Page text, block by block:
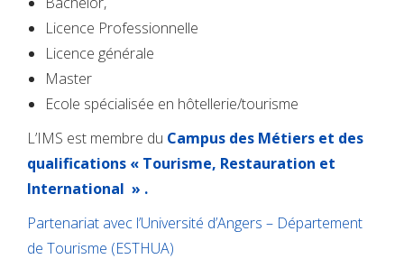
Licence Professionnelle
Licence générale
Master
Ecole spécialisée en hôtellerie/tourisme
L’IMS est membre du Campus des Métiers et des
qualifications « Tourisme, Restauration et
International » .
Partenariat avec l’Université d’Angers – Département
de Tourisme (ESTHUA)